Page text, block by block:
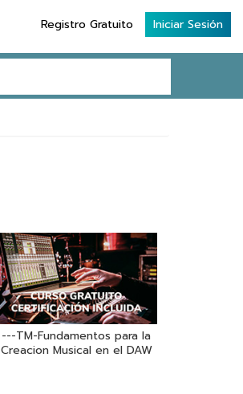
Registro Gratuito Iniciar Sesión
---TM-Fundamentos para la
Creacion Musical en el DAW